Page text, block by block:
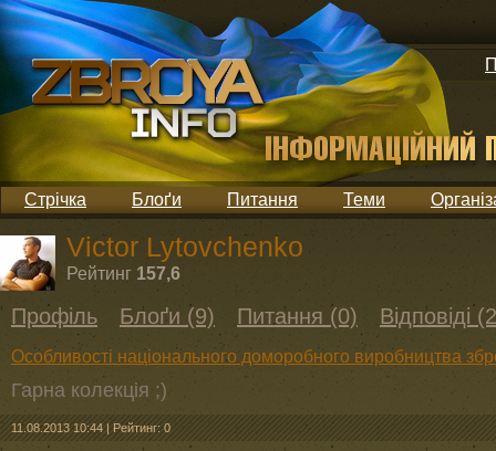
Стрічка Блоґи Питання Теми
Victor Lytovchenko
Рейтинг 157,6
Профіль Блоґи (9) Питання (0) Відповіді
Особливості національного доморобного виробництва
Гарна колекція ;)
11.08.2013 10:44 | Рейтинг: 0